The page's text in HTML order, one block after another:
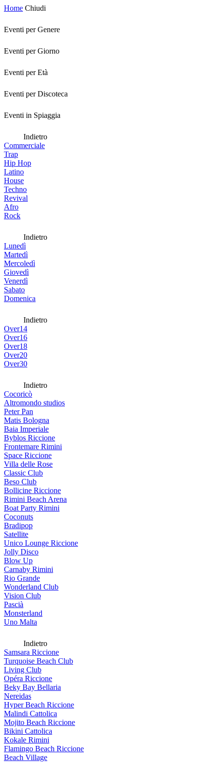
Home Chiudi
Eventi per Genere
Eventi per Giorno
Eventi per Età
Eventi per Discoteca
Eventi in Spiaggia
Indietro
Commerciale
Trap
Hip Hop
Latino
House
Techno
Revival
Afro
Rock
Indietro
Lunedì
Martedì
Mercoledì
Giovedì
Venerdì
Sabato
Domenica
Indietro
Over14
Over16
Over18
Over20
Over30
Indietro
Cocoricò
Altromondo studios
Peter Pan
Matis Bologna
Baia Imperiale
Byblos Riccione
Frontemare Rimini
Space Riccione
Villa delle Rose
Classic Club
Beso Club
Bollicine Riccione
Rimini Beach Arena
Boat Party Rimini
Coconuts
Bradipop
Satellite
Unico Lounge Riccione
Jolly Disco
Blow Up
Carnaby Rimini
Rio Grande
Wonderland Club
Vision Club
Pascià
Monsterland
Uno Malta
Indietro
Samsara Riccione
Turquoise Beach Club
Living Club
Opéra Riccione
Beky Bay Bellaria
Nereidas
Hyper Beach Riccione
Malindi Cattolica
Mojito Beach Riccione
Bikini Cattolica
Kokale Rimini
Flamingo Beach Riccione
Beach Village